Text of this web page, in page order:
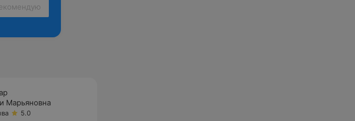
Марьяновна
5.0